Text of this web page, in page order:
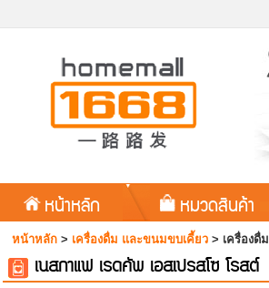
หน้าหลัก หมวดสินค้า
หน้าหลัก > เครื่องดื่ม และขนมขบเคี้ยว > เครื่องดื่ม
เนสกาแฟ เรดคัพ เอสเปรสโซ โรสต์